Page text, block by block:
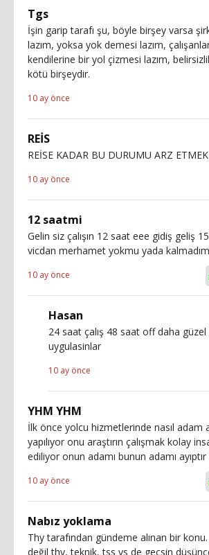
Tgs
İşin garip tarafı şu, böyle birşey varsa
lazım, yoksa yok demesi lazım,
kendilerine bir yol çizmesi lazım,
kötü birşeydir.
10 ay önce
REİS
REİSE KADAR BU DURUMU ARZ
10 ay önce
12 saatmi
Gelin siz çalışın 12 saat eee gidiş geliş
vicdan merhamet yokmu yada
10 ay önce
Hasan
24 saat çalış 48 saat off daha güzel
uygulasinlar
10 ay önce
YHM YHM
İlk önce yolcu hizmetlerinde nasıl adam
yapılıyor onu araştırın çalışmak kolay
ediliyor onun adamı bunun adamı
10 ay önce
Nabız yoklama
Thy tarafından gündeme alınan bir
değil thy, teknik, tss vs de geçsin